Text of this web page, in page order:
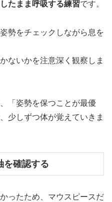
たまま呼吸する練習です。
勢をチェックしながら息を
ないかを注意深く観察しま
「姿勢を保つことが最優
少しずつ体が覚えていきま
確認する
ったため、マウスピースだ